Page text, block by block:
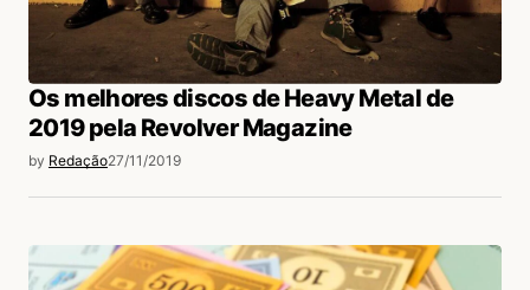
Os melhores discos de Heavy Metal de
2019 pela Revolver Magazine
by Redação27/11/2019